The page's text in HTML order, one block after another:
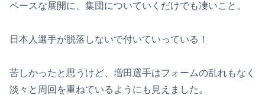
ペースな展開に、集団についていくだけでも凄いこと。
日本人選手が脱落しないで付いていっている！
苦しかったと思うけど、増田選手はフォームの乱れもなく
淡々と周回を重ねているようにも見えました。